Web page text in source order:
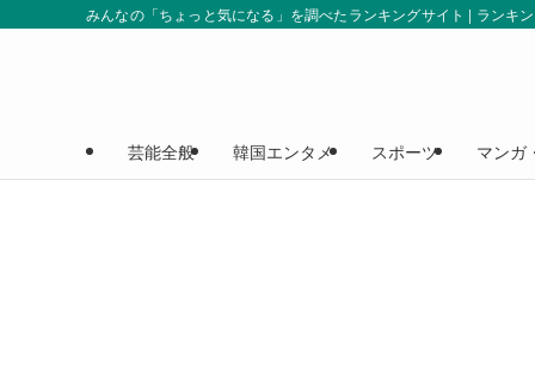
みんなの「ちょっと気になる」を調べたランキングサイト | ランキ
芸能全般 韓国エンタメ スポーツ マンガ